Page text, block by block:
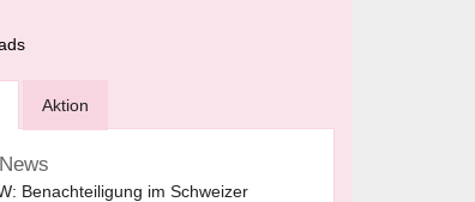
Aktion
Benachteiligung im Schweizer